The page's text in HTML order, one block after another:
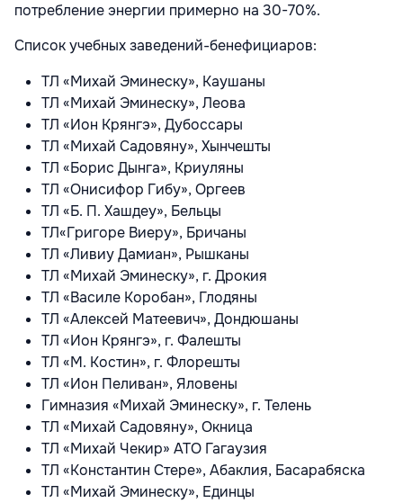
потребление энергии примерно на 30-70%.
Список учебных заведений-бенефициаров:
ТЛ «Михай Эминеску», Каушаны
ТЛ «Михай Эминеску», Леова
ТЛ «Ион Крянгэ», Дубоссары
ТЛ «Михай Садовяну», Хынчешты
ТЛ «Борис Дынга», Криуляны
ТЛ «Онисифор Гибу», Оргеев
ТЛ «Б. П. Хашдеу», Бельцы
ТЛ«Григоре Виеру», Бричаны
ТЛ «Ливиу Дамиан», Рышканы
ТЛ «Михай Эминеску», г. Дрокия
ТЛ «Василе Коробан», Глодяны
ТЛ «Алексей Матеевич», Дондюшаны
ТЛ «Ион Крянгэ», г. Фалешты
ТЛ «М. Костин», г. Флорешты
ТЛ «Ион Пеливан», Яловены
Гимназия «Михай Эминеску», г. Телень
ТЛ «Михай Садовяну», Окница
ТЛ «Михай Чекир» АТО Гагаузия
ТЛ «Константин Стере», Абаклия, Басарабяска
ТЛ «Михай Эминеску», Единцы